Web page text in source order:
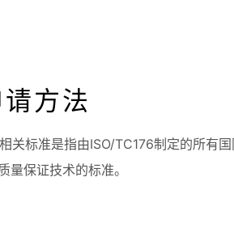
方法
标准是指由ISO/TC176制定的所有
保证技术的标准。